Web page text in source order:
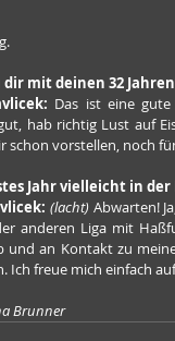
dir mit deinen 32
Das ist eine
hab richtig Lust auf
schon vorstellen, noch
Jahr vielleicht in der
(lacht) Abwarten!
anderen Liga mit
und an Kontakt zu
Ich freue mich einfach
Brunner